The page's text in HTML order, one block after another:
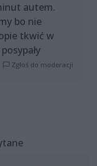
autem.
bo nie
tkwić w
Zgłoś do moderacji